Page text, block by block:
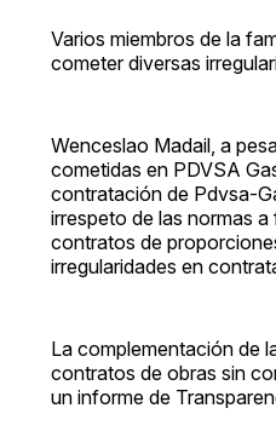
Varios miembros de la
cometer diversas
Wenceslao Madail, a
cometidas en PDVSA
contratación de Pdvsa-
irrespeto de las normas
contratos de
irregularidades en
La complementación de
contratos de obras sin
un informe de